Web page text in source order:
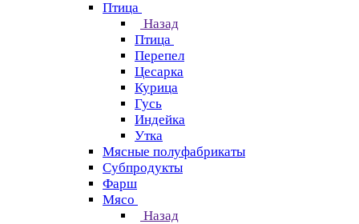
Птица
Назад
Птица
Перепел
Цесарка
Курица
Гусь
Индейка
Утка
Мясные полуфабрикаты
Субпродукты
Фарш
Мясо
Назад